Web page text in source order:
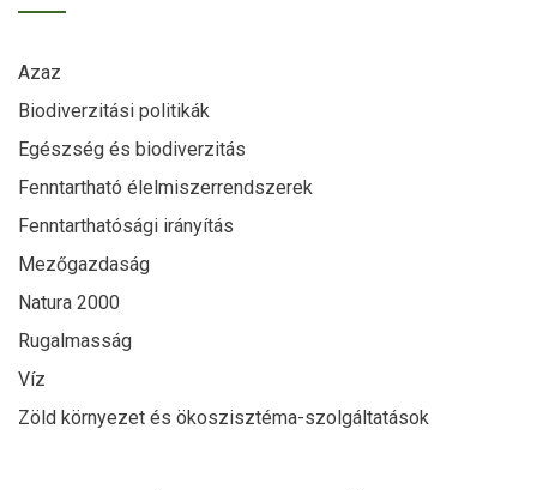
Azaz
Biodiverzitási politikák
Egészség és biodiverzitás
Fenntartható élelmiszerrendszerek
Fenntarthatósági irányítás
Mezőgazdaság
Natura 2000
Rugalmasság
Víz
Zöld környezet és ökoszisztéma-szolgáltatások